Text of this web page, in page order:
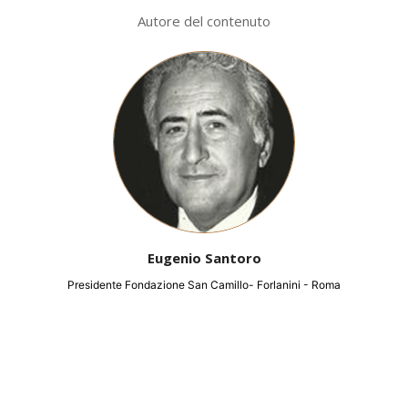
Autore del contenuto
Eugenio Santoro
Presidente Fondazione San Camillo- Forlanini - Roma